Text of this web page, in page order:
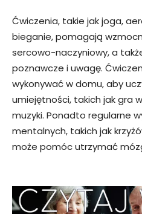
Ćwiczenia, takie jak joga,
bieganie, pomagają
sercowo-naczyniowy, a
poznawcze i uwagę.
wykonywać w domu, aby
umiejętności, takich jak gra
muzyki. Ponadto regularne
mentalnych, takich jak
może pomóc utrzymać